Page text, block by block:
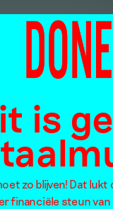
is
zo blijven! Dat lukt
financiële steun van